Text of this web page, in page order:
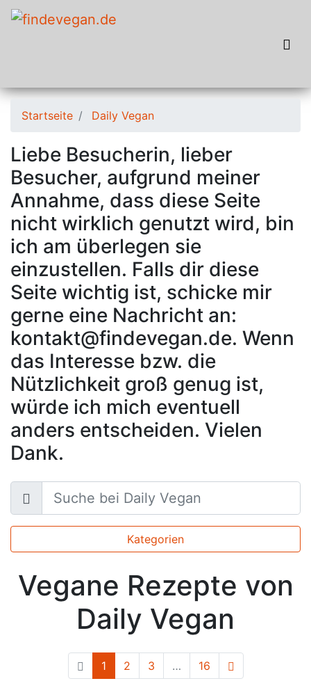
Startseite Daily Vegan
Liebe Besucherin, lieber
Besucher, aufgrund meiner
Annahme, dass diese Seite
nicht wirklich genutzt wird, bin
ich am überlegen sie
einzustellen. Falls dir diese
Seite wichtig ist, schicke mir
gerne eine Nachricht an:
kontakt@findevegan.de. Wenn
das Interesse bzw. die
Nützlichkeit groß genug ist,
würde ich mich eventuell
anders entscheiden. Vielen
Dank.
Kategorien
Vegane Rezepte von
Daily Vegan
1 (current)
2 3 … 16